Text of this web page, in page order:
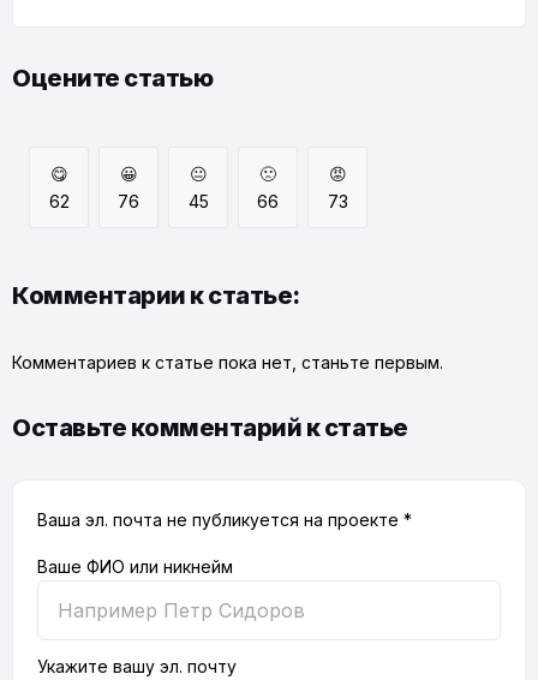
Оцените статью
😋
62
😀
76
😐
45
🙁
66
😡
73
Комментарии к статье:
Комментариев к статье пока нет, станьте первым.
Оставьте комментарий к статье
Ваша эл. почта не публикуется на проекте *
Ваше ФИО или никнейм
Укажите вашу эл. почту